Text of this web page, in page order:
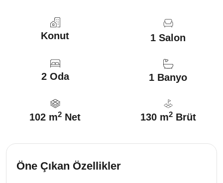
Konut 1 Salon
2 Oda 1 Banyo
102 m2 Net 130 m2Brüt
Öne Çıkan Özellikler